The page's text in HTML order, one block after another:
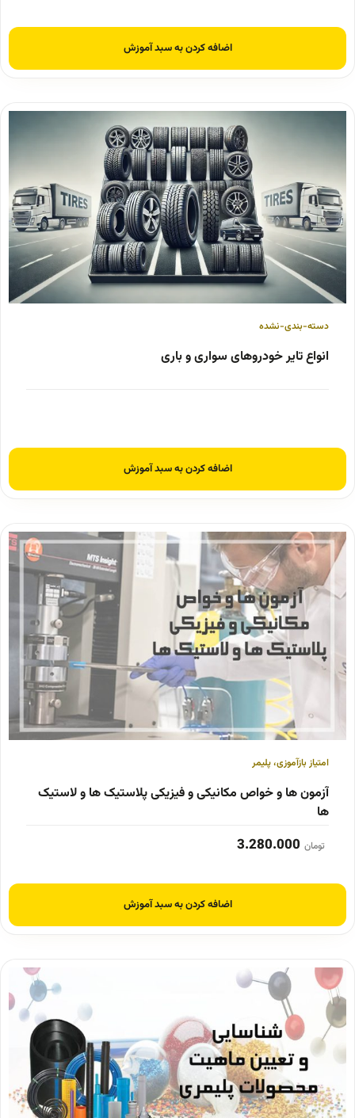
اضافه کردن به سبد آموزش
دسته-بندی-نشده
انواع تایر خودروهای سواری و باری
اضافه کردن به سبد آموزش
امتیاز بازآموزی،پلیمر
آزمون ها و خواص مکانیکی و فیزیکی پلاستیک ها و لاستیک
ها
تومان 3.280.000
اضافه کردن به سبد آموزش